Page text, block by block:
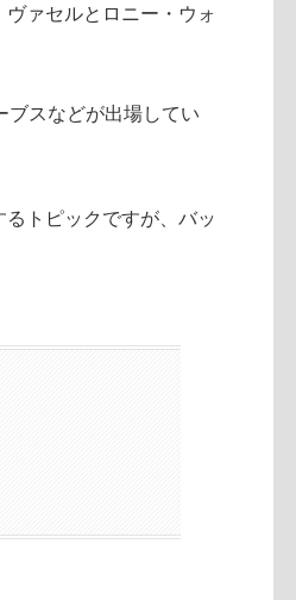
ァセルとロニー・ウォ
ブスなどが出場してい
トピックですが、バッ